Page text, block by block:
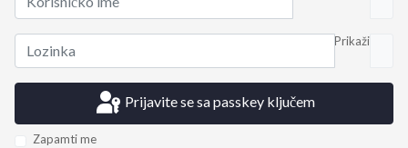
Prikaži
Prijavite se sa passkey ključem
Zapamti me